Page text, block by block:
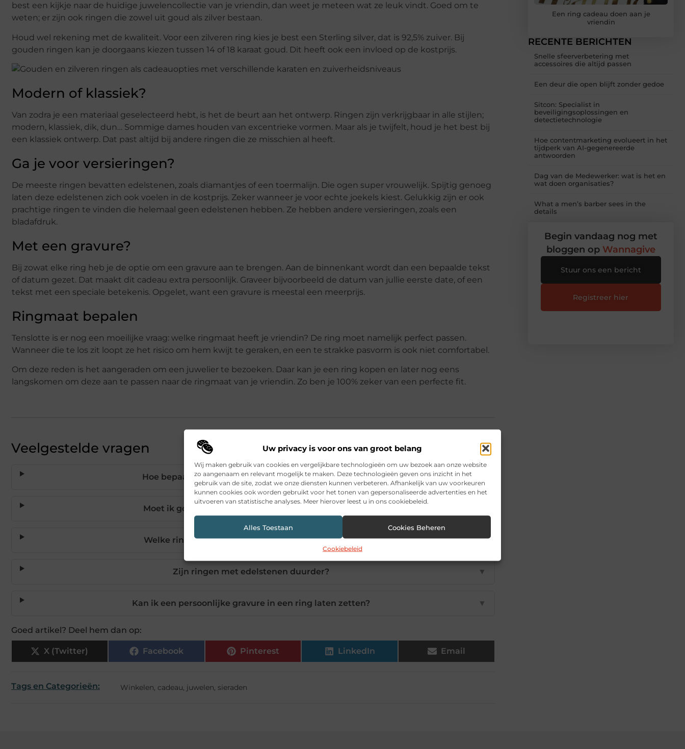
Uw privacy is voor ons van groot belang
Wij maken gebruik van cookies en vergelijkbare technologieën om uw bezoek aan onze website
zo aangenaam en relevant mogelijk te maken. Deze technologieën geven ons inzicht in het
gebruik van de site, zodat we onze diensten kunnen verbeteren. Afhankelijk van uw voorkeuren
kunnen cookies ook worden gebruikt voor het tonen van gepersonaliseerde advertenties en het
uitvoeren van statistische analyses. Meer hierover leest u in ons cookiebeleid.
Alles Toestaan Cookies Beheren
Cookiebeleid
best een kijkje naar de huidige juwelencollectie van je vriendin, dan weet je meteen wat ze leuk vindt. Goed om te
weten; er zijn ook ringen die zowel uit goud als zilver bestaan.
Houd wel rekening met de kwaliteit. Voor een zilveren ring kies je best een Sterling silver, dat is 92,5% zuiver. Bij
gouden ringen kan je doorgaans kiezen tussen 14 of 18 karaat goud. Dit heeft ook een invloed op de kostprijs.
Modern of klassiek?
Van zodra je een materiaal geselecteerd hebt, is het de beurt aan het ontwerp. Ringen zijn verkrijgbaar in alle stijlen;
modern, klassiek, dik, dun… Sommige dames houden van excentrieke vormen. Maar als je twijfelt, houd je het best bij
een klassiek ontwerp. Dat past altijd bij andere ringen die ze misschien al heeft.
Ga je voor versieringen?
De meeste ringen bevatten edelstenen, zoals diamantjes of een toermalijn. Die ogen super vrouwelijk. Spijtig genoeg
laten deze edelstenen zich ook voelen in de kostprijs. Zeker wanneer je voor echte joekels kiest. Gelukkig zijn er ook
prachtige ringen te vinden die helemaal geen edelstenen hebben. Ze hebben andere versieringen, zoals een
bladafdruk.
Met een gravure?
Bij zowat elke ring heb je de optie om een gravure aan te brengen. Aan de binnenkant wordt dan een bepaalde tekst
of datum gezet. Dat maakt dit cadeau extra persoonlijk. Graveer bijvoorbeeld de datum van jullie eerste date, of een
tekst met een speciale betekenis. Opgelet, want een gravure is meestal een meerprijs.
Ringmaat bepalen
Tenslotte is er nog een moeilijke vraag: welke ringmaat heeft je vriendin? De ring moet namelijk perfect passen.
Wanneer die te los zit loopt ze het risico om hem kwijt te geraken, en een te strakke pasvorm is ook niet comfortabel.
Om deze reden is het aangeraden om een juwelier te bezoeken. Daar kan je een ring kopen en later nog eens
langskomen om deze aan te passen naar de ringmaat van je vriendin. Zo ben je 100% zeker van een perfecte fit.
Veelgestelde vragen
Hoe bepaal ik de juiste ringmaat van mijn vriendin?
Moet ik goud of zilver kiezen voor een ring cadeau?
Welke ringen zijn het mooiste: modern of klassiek? ▼
Zijn ringen met edelstenen duurder? ▼
Kan ik een persoonlijke gravure in een ring laten zetten? ▼
Goed artikel? Deel hem dan op:
X (Twitter) Facebook Pinterest LinkedIn Email
Tags en Categorieën: Winkelen, cadeau, juwelen, sieraden
Een ring cadeau doen aan je
vriendin
RECENTE BERICHTEN
Snelle sfeerverbetering met
accessoires die altijd passen
Een deur die open blijft zonder gedoe
Sitcon: Specialist in
beveiligingsoplossingen en
detectietechnologie
Hoe contentmarketing evolueert in het
tijdperk van AI-gegenereerde
antwoorden
Dag van de Medewerker: wat is het en
wat doen organisaties?
What a men’s barber sees in the
details
Begin vandaag nog met
bloggen op Wannagive
Stuur ons een bericht
Registreer hier